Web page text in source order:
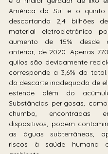
América do Sul e o quinto
descartando 2,4 bilhões
material eletroeletrônico
aumento de 15% desde
anterior, de 2020. Apenas
quilos são devidamente
corresponde a 3,6% do
do descarte inadequado de
estende além do
Substâncias perigosas,
chumbo, encontradas
dispositivos, podem
as águas subterrâneas,
riscos à saúde humana